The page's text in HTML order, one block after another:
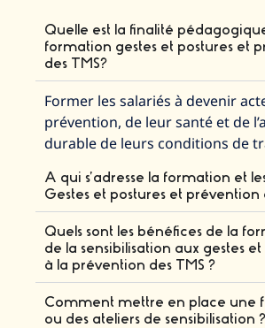
Quelle est la finalité
formation gestes et postures et
des TMS?
Former les salariés à devenir
prévention, de leur santé et de
durable de leurs conditions de
A qui s’adresse la formation et
Gestes et postures et prévention
Quels sont les bénéfices de la
de la sensibilisation aux gestes
à la prévention des TMS ?
Comment mettre en place une
ou des ateliers de sensibilisation ?